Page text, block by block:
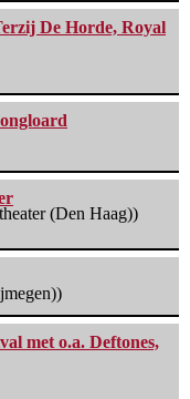
De Horde, Royal
(Den Haag))
met o.a. Deftones,